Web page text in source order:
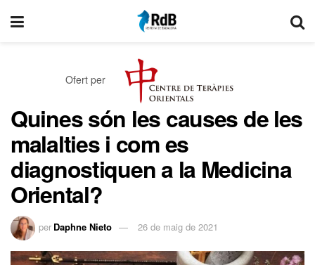
Ofert per
Quines són les causes de les
malalties i com es
diagnostiquen a la Medicina
Oriental?
per Daphne Nieto 26 de maig de 2021